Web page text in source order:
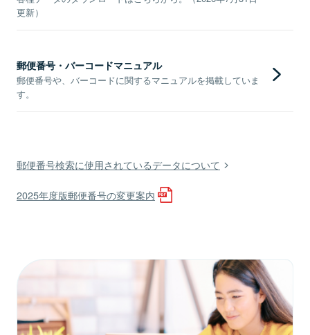
更新）
郵便番号・バーコードマニュアル
郵便番号や、バーコードに関するマニュアルを掲載していま
す。
郵便番号検索に使用されているデータについて
2025年度版郵便番号の変更案内